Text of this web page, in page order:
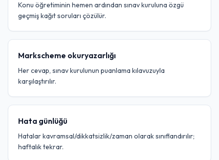
Konu öğretiminin hemen ardından sınav kuruluna özgü
geçmiş kağıt soruları çözülür.
Markscheme okuryazarlığı
Her cevap, sınav kurulunun puanlama kılavuzuyla
karşılaştırılır.
Hata günlüğü
Hatalar kavramsal/dikkatsizlik/zaman olarak sınıflandırılır;
haftalık tekrar.